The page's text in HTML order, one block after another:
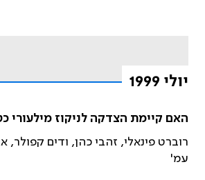
יולי 1999
האם קיימת הצדקה לניקוז מילעורי
רוברט פינאלי, זהבי כהן, ודים
עמ'